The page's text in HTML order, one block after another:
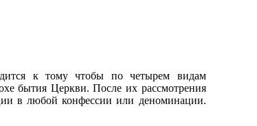
к тому чтобы по четырем видам
бытия Церкви. После их рассмотрения
в любой конфессии или деноминации.